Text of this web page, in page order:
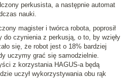
perkusista, a następnie automat
nauki.
magister i twórca robota, poprosił
do czynienia z perkusją, o to, by wzięły
się, że robot jest o 18% bardziej
uczymy grać się samodzielnie.
z korzystania HAGUS-a będą
uczył wykorzystywania obu rąk